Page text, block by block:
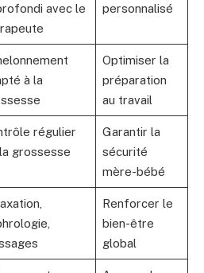
avec le
personnalisé
à la
Optimiser la
préparation
au travail
régulier
grossesse
Garantir la
sécurité
mère-bébé
Renforcer le
bien-être
global